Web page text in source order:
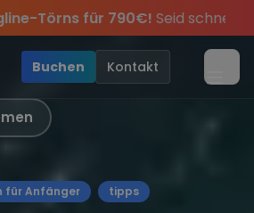
und sichert euch die letzten
Meilenbuch und Deine
Sowie20€ Rabatt auf deinen
Season Closing Party 2026!Die
Buchen Kontakt
für Anfänger tipps